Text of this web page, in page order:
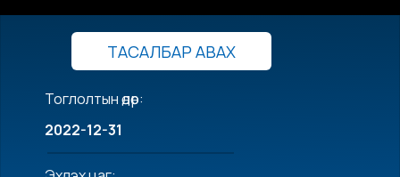
ТАСАЛБАР АВАХ
Тоглолтын өдөр:
2022-12-31